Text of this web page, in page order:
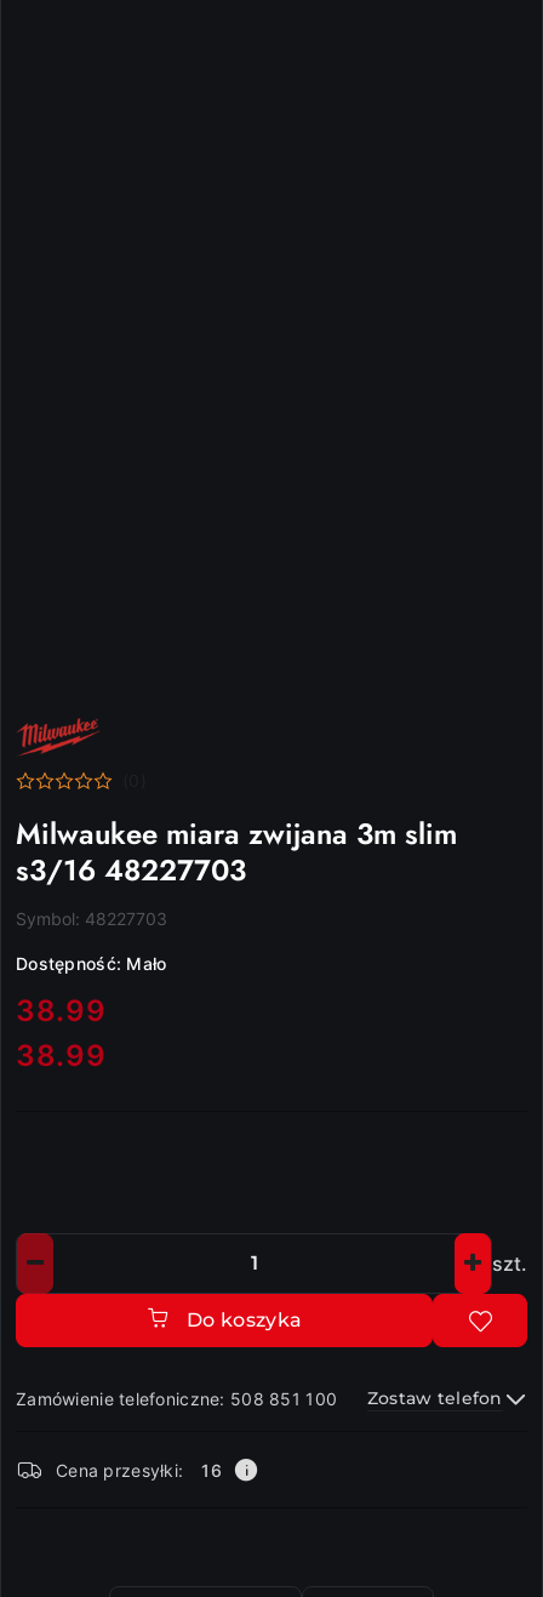
NAZWA
PRODUCENTA:
MILWAUKEE
Milwaukee miara zwijana 3m slim
s3/16 48227703
Symbol: 48227703
Dostępność: Mało
cena:
38.99
Cena:
38.99
Ilość szt.
Do koszyka
Zamówienie telefoniczne: 508 851 100 Zostaw telefon
i
Cena przesyłki: 16